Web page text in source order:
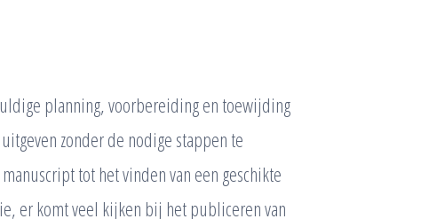
planning, voorbereiding en toewijding
zonder de nodige stappen te
tot het vinden van een geschikte
er komt veel kijken bij het publiceren van